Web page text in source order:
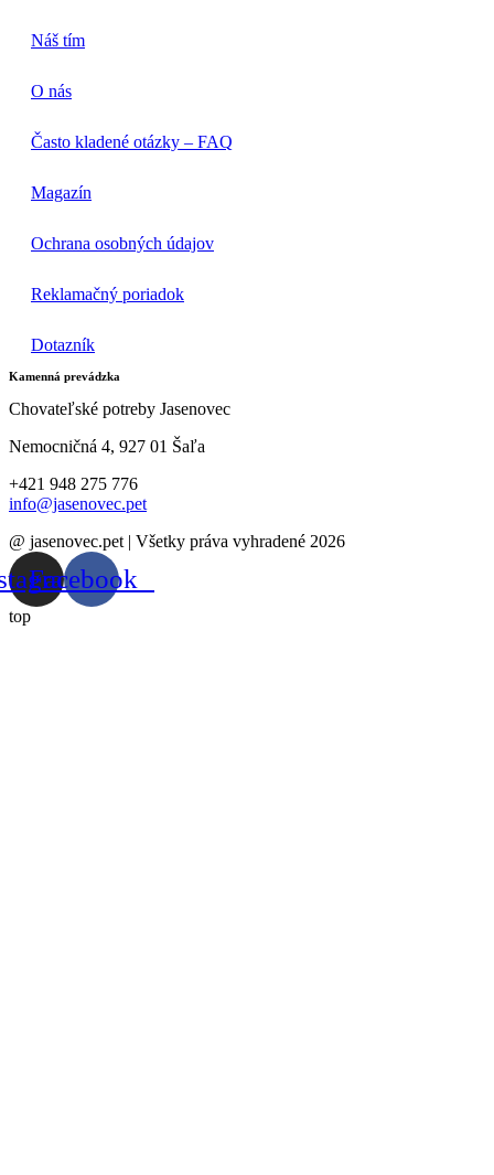
Náš tím
O nás
Často kladené otázky – FAQ
Magazín
Ochrana osobných údajov
Reklamačný poriadok
Dotazník
Kamenná prevádzka
Chovateľské potreby Jasenovec
Nemocničná 4, 927 01 Šaľa
+421 948 275 776
info@jasenovec.pet
@ jasenovec.pet | Všetky práva vyhradené 2026
Facebook
top